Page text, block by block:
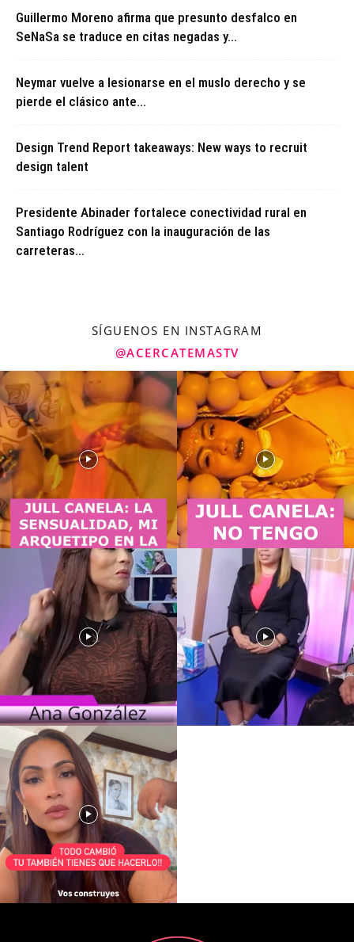
Guillermo Moreno afirma que presunto desfalco en
SeNaSa se traduce en citas negadas y...
Neymar vuelve a lesionarse en el muslo derecho y se
pierde el clásico ante...
Design Trend Report takeaways: New ways to recruit
design talent
Presidente Abinader fortalece conectividad rural en
Santiago Rodríguez con la inauguración de las
carreteras...
SÍGUENOS EN INSTAGRAM
@ACERCATEMASTV